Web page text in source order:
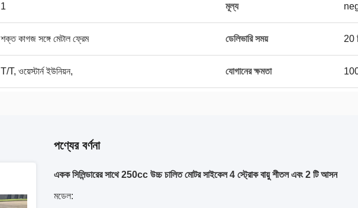
1 মূল্য
শক্ত কাগজ সঙ্গে মেটাল ফ্রেম ডেলিভারি সময় 20
T/T, ওয়েস্টার্ন ইউনিয়ন, যোগানের ক্ষমতা
পণ্যের বর্ণনা
একক সিলিন্ডারের সাথে 250cc উচ্চ চালিত মোটর সাইকেল 4 স্ট্রোক বায়ু শীতল এবং 2 টি আসন
মডেল: